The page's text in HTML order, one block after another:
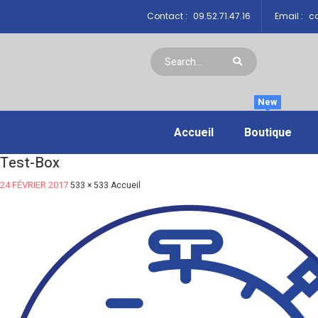
Contact : 09.52.71.47.16 Email :
Accueil Boutique
New
Test-Box
24 FÉVRIER 2017533 × 533 Accueil